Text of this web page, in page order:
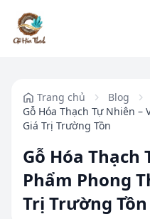
Trang chủ
Blog
Gỗ Hóa Thạch Tự Nhiên –
Giá Trị Trường Tồn
Gỗ Hóa Thạch
Phẩm Phong
Trị Trường Tồn